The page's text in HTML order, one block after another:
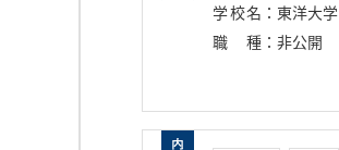
学校名 ： 東洋大学
職種 ： 非公開